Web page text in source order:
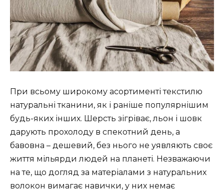
При всьому широкому асортименті текстилю
натуральні тканини, як і раніше популярнішим
будь-яких інших. Шерсть зігріває, льон і шовк
дарують прохолоду в спекотний день, а
бавовна – дешевий, без нього не уявляють своє
життя мільярди людей на планеті. Незважаючи
на те, що догляд за матеріалами з натуральних
волокон вимагає навички, у них немає